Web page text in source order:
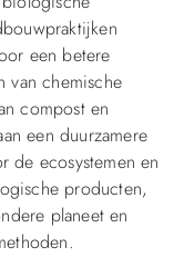
een betere
van chemische
compost en
een duurzamere
de ecosystemen en
producten,
planeet en